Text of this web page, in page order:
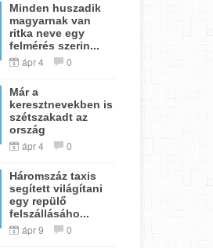
Minden huszadik
magyarnak van
ritka neve egy
felmérés szerin...
ápr 4 0
Már a
keresztnevekben is
szétszakadt az
ország
ápr 4 0
Háromszáz taxis
segített világítani
egy repülő
felszállásáho...
ápr 9 0